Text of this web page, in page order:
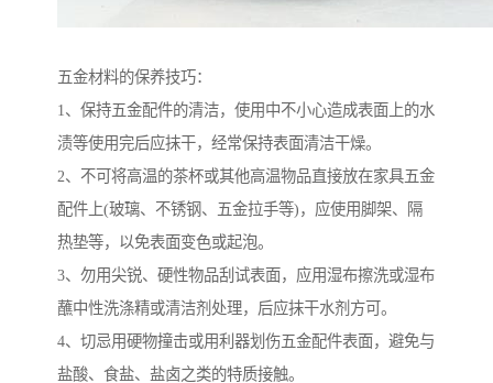
五金材料的保养技巧：
1、保持五金配件的清洁，使用中不小心造成表面上的水
渍等使用完后应抹干，经常保持表面清洁干燥。
2、不可将高温的茶杯或其他高温物品直接放在家具五金
配件上(玻璃、不锈钢、五金拉手等)，应使用脚架、隔
热垫等，以免表面变色或起泡。
3、勿用尖锐、硬性物品刮试表面，应用湿布擦洗或湿布
蘸中性洗涤精或清洁剂处理，后应抹干水剂方可。
4、切忌用硬物撞击或用利器划伤五金配件表面，避免与
盐酸、食盐、盐卤之类的特质接触。